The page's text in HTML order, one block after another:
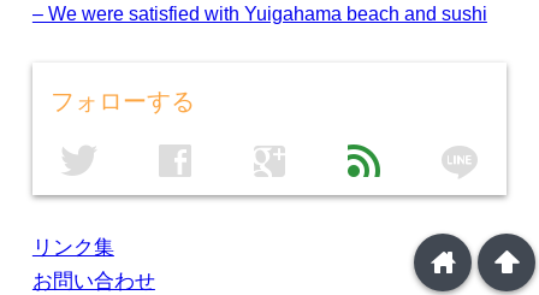
– We were satisfied with Yuigahama beach and sushi
フォローする
twitter facebook google feed line
リンク集
お問い合わせ
arrowup
home